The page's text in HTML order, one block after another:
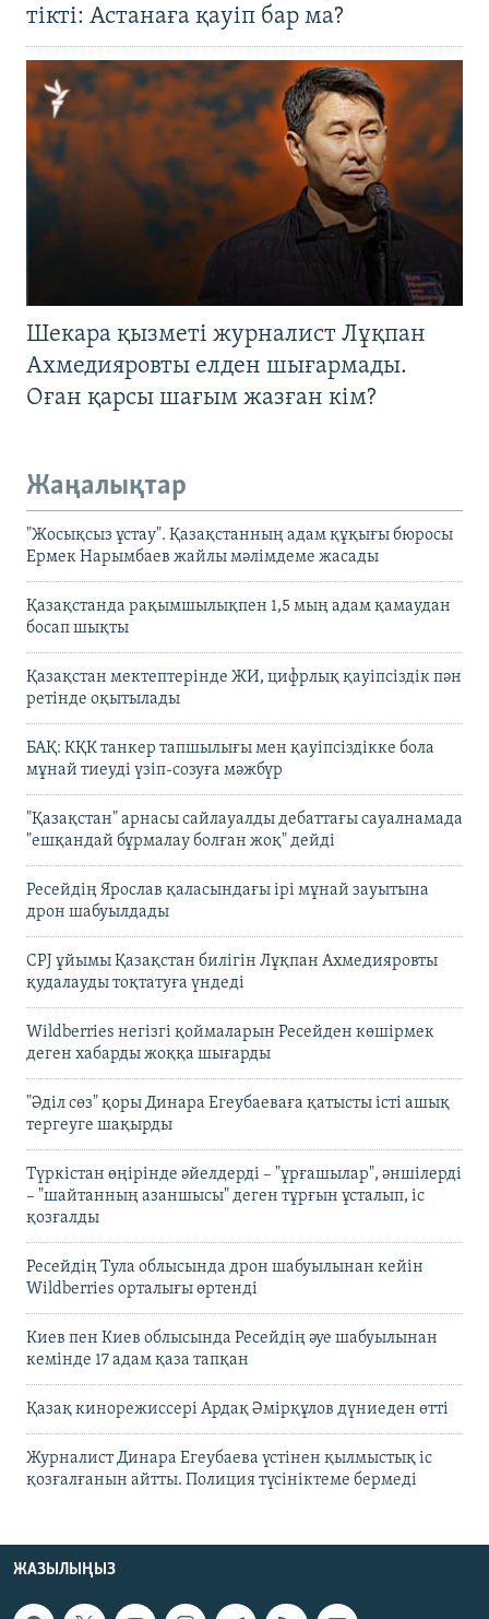
тікті: Астанаға қауіп бар ма?
Шекара қызметі журналист Лұқпан
Ахмедияровты елден шығармады.
Оған қарсы шағым жазған кім?
Жаңалықтар
"Жосықсыз ұстау". Қазақстанның адам құқығы бюросы
Ермек Нарымбаев жайлы мәлімдеме жасады
Қазақстанда рақымшылықпен 1,5 мың адам қамаудан
босап шықты
Қазақстан мектептерінде ЖИ, цифрлық қауіпсіздік пән
ретінде оқытылады
БАҚ: КҚК танкер тапшылығы мен қауіпсіздікке бола
мұнай тиеуді үзіп-созуға мәжбүр
"Қазақстан" арнасы сайлауалды дебаттағы сауалнамада
"ешқандай бұрмалау болған жоқ" дейді
Ресейдің Ярослав қаласындағы ірі мұнай зауытына
дрон шабуылдады
CPJ ұйымы Қазақстан билігін Лұқпан Ахмедияровты
қудалауды тоқтатуға үндеді
Wildberries негізгі қоймаларын Ресейден көшірмек
деген хабарды жоққа шығарды
"Әділ сөз" қоры Динара Егеубаеваға қатысты істі ашық
тергеуге шақырды
Түркістан өңірінде әйелдерді – "ұрғашылар", әншілерді
– "шайтанның азаншысы" деген тұрғын ұсталып, іс
қозғалды
Ресейдің Тула облысында дрон шабуылынан кейін
Wildberries орталығы өртенді
Киев пен Киев облысында Ресейдің әуе шабуылынан
кемінде 17 адам қаза тапқан
Қазақ кинорежиссері Ардақ Әмірқұлов дүниеден өтті
Журналист Динара Егеубаева үстінен қылмыстық іс
қозғалғанын айтты. Полиция түсініктеме бермеді
ЖАЗЫЛЫҢЫЗ